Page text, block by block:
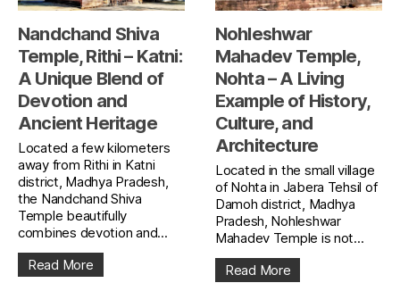
Nandchand Shiva
Temple, Rithi – Katni:
A Unique Blend of
Devotion and
Ancient Heritage
Located a few kilometers
away from Rithi in Katni
district, Madhya Pradesh,
the Nandchand Shiva
Temple beautifully
combines devotion and...
Read More
Nohleshwar
Mahadev Temple,
Nohta – A Living
Example of History,
Culture, and
Architecture
Located in the small village
of Nohta in Jabera Tehsil of
Damoh district, Madhya
Pradesh, Nohleshwar
Mahadev Temple is not...
Read More